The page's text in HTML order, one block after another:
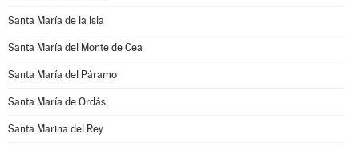
Santa María de la Isla
Santa María del Monte de Cea
Santa María del Páramo
Santa María de Ordás
Santa Marina del Rey